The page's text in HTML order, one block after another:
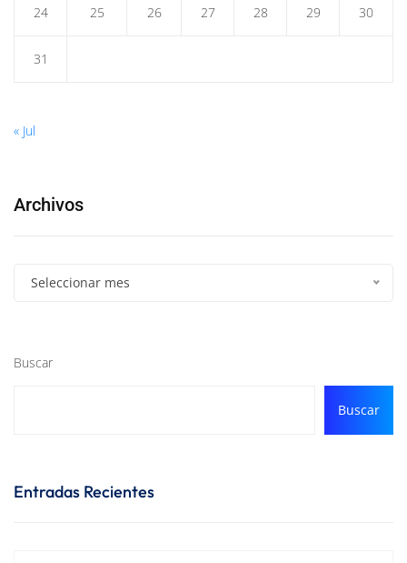
24 25 26 27 28 29 30
31
« Jul
Archivos
Seleccionar mes
Buscar
Buscar
Entradas Recientes